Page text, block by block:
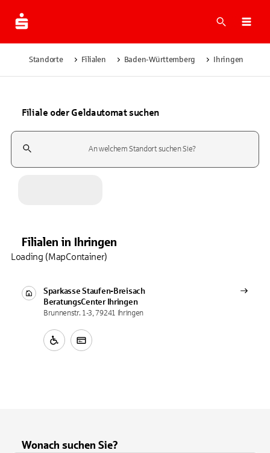
Suche
Standorte Filialen Baden-Württemberg Ihringen
Filiale oder Geldautomat suchen
Suchfeld
Filialen in Ihringen
Sparkasse Staufen-Breisach
BeratungsCenter Ihringen
Brunnenstr. 1-3, 79241 Ihringen
Loading (MapContainer)
Wonach suchen Sie?